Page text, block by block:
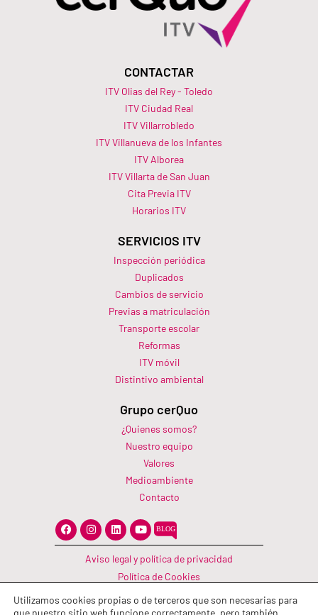
CONTACTAR
ITV Olias del Rey - Toledo
ITV Ciudad Real
ITV Villarrobledo
ITV Villanueva de los Infantes
ITV Alborea
ITV Villarta de San Juan
Cita Previa ITV
Horarios ITV​
SERVICIOS ITV
Inspección periódica
Duplicados
Cambios de servicio
Previas a matriculación
Transporte escolar
Reformas
ITV móvil
Distintivo ambiental
Grupo cerQuo
¿Quienes somos?
Nuestro equipo
Valores
Medioambiente
Contacto
F
a
c
o
k
I
n
s
t
a
r
a
m
L
i
n
k
e
d
i
n
Y
o
u
t
u
b
e
Aviso legal y política de privacidad
Política de Cookies
Canal Información
Política de calidad
Utilizamos cookies propias o de terceros que son necesarias para
que nuestro sitio web funcione correctamente, pero también